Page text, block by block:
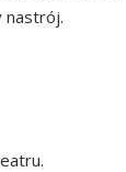
nastrój.